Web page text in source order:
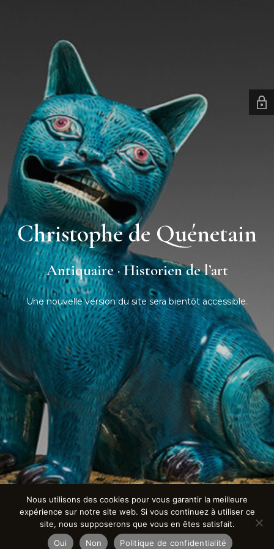
Christophe de Quénetain
Antiquaire · Historien de l’art
Une nouvelle version du site sera bientôt accessible.
Nous utilisons des cookies pour vous garantir la meilleure
expérience sur notre site web. Si vous continuez à utiliser ce
site, nous supposerons que vous en êtes satisfait.
Oui
Non Politique de confidentialité